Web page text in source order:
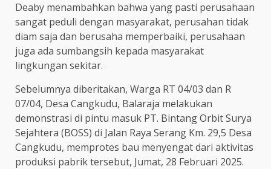
Deaby menambahkan bahwa yang pasti perusahaan
sangat peduli dengan masyarakat, perusahan tidak
diam saja dan berusaha memperbaiki, perusahaan
juga ada sumbangsih kepada masyarakat
lingkungan sekitar.
Sebelumnya diberitakan, Warga RT 04/03 dan R
07/04, Desa Cangkudu, Balaraja melakukan
demonstrasi di pintu masuk PT. Bintang Orbit Surya
Sejahtera (BOSS) di Jalan Raya Serang Km. 29,5 Desa
Cangkudu, memprotes bau menyengat dari aktivitas
produksi pabrik tersebut, Jumat, 28 Februari 2025.